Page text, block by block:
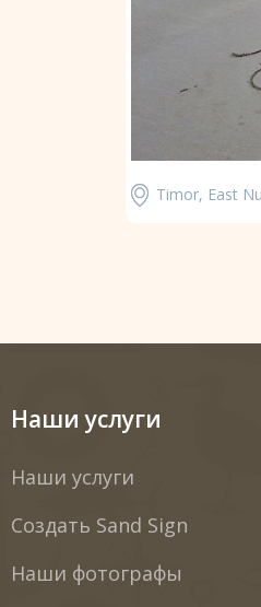
Timor, East
Наши услуги
Наши услуги
Создать Sand Sign
Наши фотографы